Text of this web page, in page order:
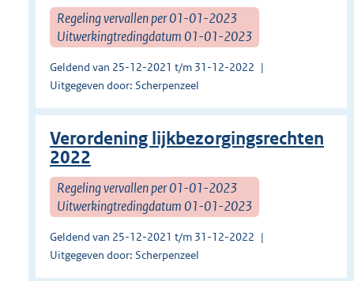
Regeling vervallen per 01-01-2023
Uitwerkingtredingdatum 01-01-2023
Geldend van 25-12-2021 t/m 31-12-2022
Uitgegeven door: Scherpenzeel
Verordening lijkbezorgingsrechten
2022
Regeling vervallen per 01-01-2023
Uitwerkingtredingdatum 01-01-2023
Geldend van 25-12-2021 t/m 31-12-2022
Uitgegeven door: Scherpenzeel